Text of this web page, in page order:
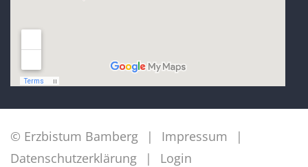
© Erzbistum Bamberg
Impressum
Datenschutzerklärung
Login